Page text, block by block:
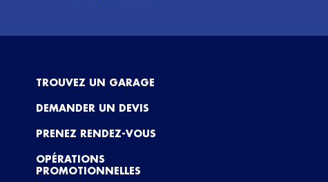
TROUVEZ UN GARAGE
DEMANDER UN DEVIS
PRENEZ RENDEZ-VOUS
OPÉRATIONS
PROMOTIONNELLES